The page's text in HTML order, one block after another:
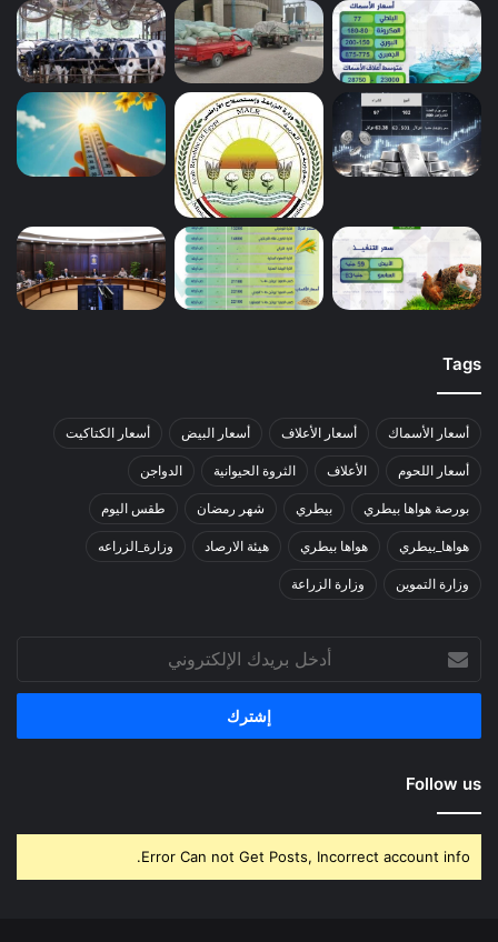
Tags
أسعار الأسماك أسعار الأعلاف أسعار البيض أسعار الكتاكيت
أسعار اللحوم الأعلاف الثروة الحيوانية الدواجن
بورصة هواها بيطري بيطري شهر رمضان طقس اليوم
هواها_بيطري هواها بيطري هيئة الارصاد وزارة_الزراعه
وزارة التموين وزارة الزراعة
أدخل
بريدك
الإلكتروني
Follow us
Error Can not Get Posts, Incorrect account info.